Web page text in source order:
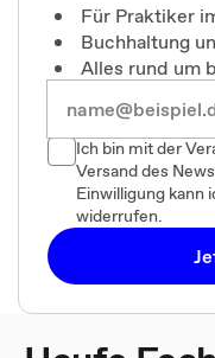
Für Praktiker
Buchhaltung
Alles rund um
Ich bin mit der
Versand des
Einwilligung kann
widerrufen.